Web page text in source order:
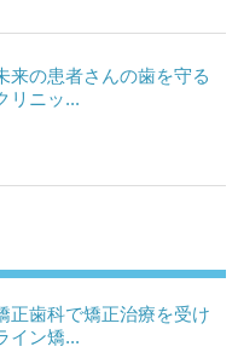
来の患者さんの歯を守る
リニッ...
正歯科で矯正治療を受け
イン矯...